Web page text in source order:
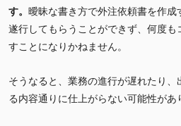
す。 曖昧な書き方で外注依頼書を作
遂行してもらうことができず、何度
すことになりかねません。
そうなると、業務の進行が遅れたり
る内容通りに仕上がらない可能性があ